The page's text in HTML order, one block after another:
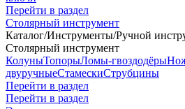
Перейти в раздел
Столярный инструмент
Каталог/Инструменты/Ручной
Столярный инструмент
КолуныТопорыЛомы-гвоздодёры
двуручныеСтамескиСтрубцины
Перейти в раздел
Перейти в раздел